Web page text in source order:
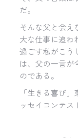
だ。
そんな父と会え
大な仕事に追わ
過ごす私がこう
は、父の一言が
のである。
「生きる喜び
ッセイコンテ